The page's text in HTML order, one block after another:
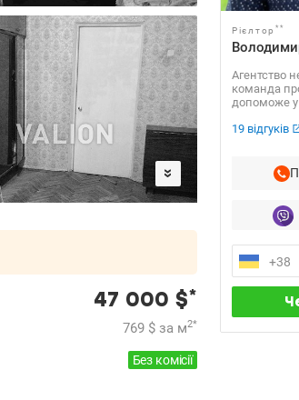
47 000 $*
769 $ за м2*
Без комісії
Рієлтор **
Агентство
команда
допоможе у
питання, а
років
19 відгуків